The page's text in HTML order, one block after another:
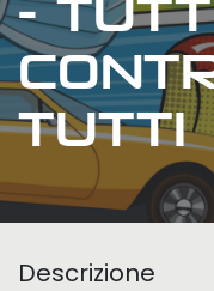
-
TUTTI
Descrizione